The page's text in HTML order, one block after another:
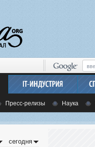
Пресс-релизы Наука
сегодня